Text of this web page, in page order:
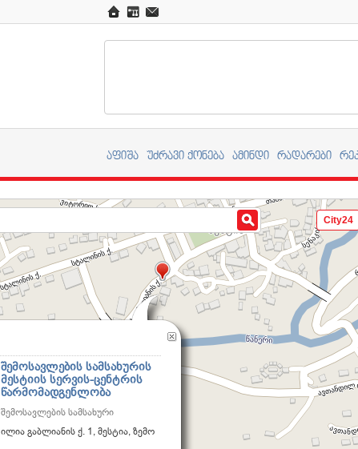
აფიშა უძრავი ქონება ამინდი რადარები
შემოსავლების სამსახურის
მესტიის სერვის-ცენტრის
წარმომადგენლობა
შემოსავლების სამსახური
ილია გაბლიანის ქ. 1, მესტია, ზემო
City24